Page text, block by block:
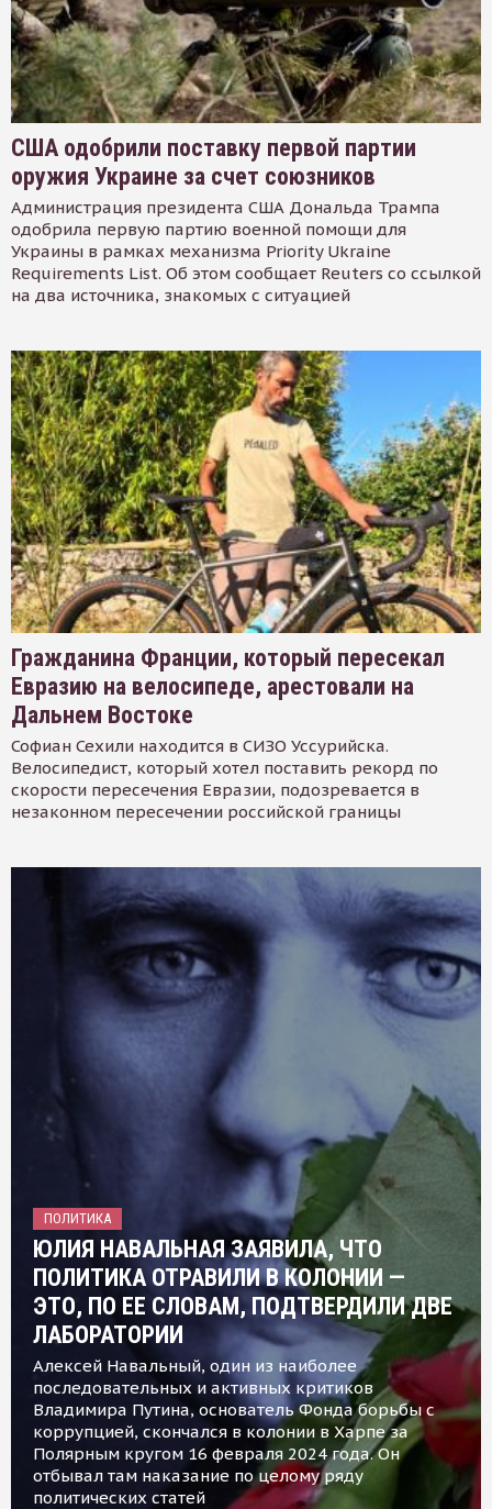
США одобрили поставку первой партии
оружия Украине за счет союзников
Администрация президента США Дональда Трампа
одобрила первую партию военной помощи для
Украины в рамках механизма Priority Ukraine
Requirements List. Об этом сообщает Reuters со ссылкой
на два источника, знакомых с ситуацией
Гражданина Франции, который пересекал
Евразию на велосипеде, арестовали на
Дальнем Востоке
Софиан Сехили находится в СИЗО Уссурийска.
Велосипедист, который хотел поставить рекорд по
скорости пересечения Евразии, подозревается в
незаконном пересечении российской границы
ПОЛИТИКА
ЮЛИЯ НАВАЛЬНАЯ ЗАЯВИЛА, ЧТО
ПОЛИТИКА ОТРАВИЛИ В КОЛОНИИ —
ЭТО, ПО ЕЕ СЛОВАМ, ПОДТВЕРДИЛИ ДВЕ
ЛАБОРАТОРИИ
Алексей Навальный, один из наиболее
последовательных и активных критиков
Владимира Путина, основатель Фонда борьбы с
коррупцией, скончался в колонии в Харпе за
Полярным кругом 16 февраля 2024 года. Он
отбывал там наказание по целому ряду
политических статей